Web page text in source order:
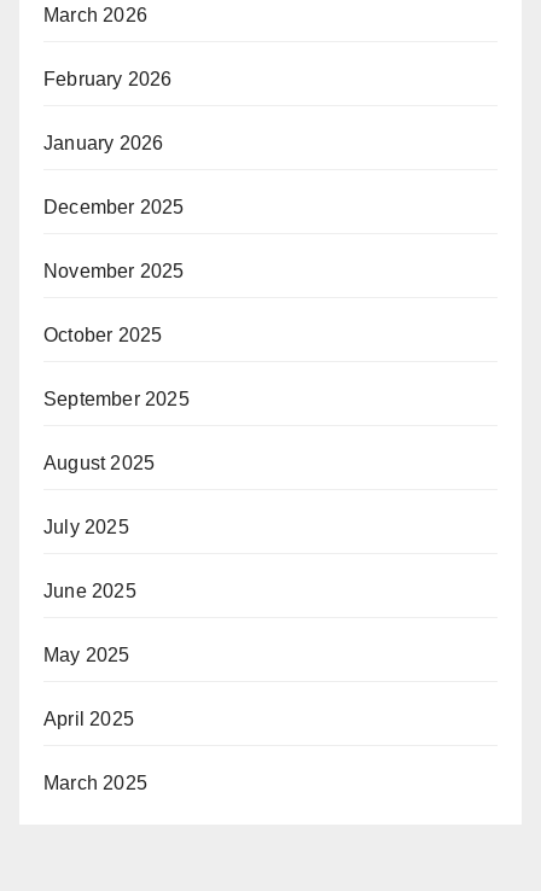
March 2026
February 2026
January 2026
December 2025
November 2025
October 2025
September 2025
August 2025
July 2025
June 2025
May 2025
April 2025
March 2025